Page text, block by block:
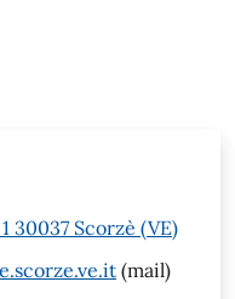
30037 Scorzè (VE)
(mail)